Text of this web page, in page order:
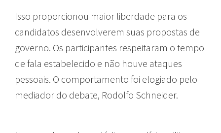
Isso proporcionou maior liberdade para os
candidatos desenvolverem suas propostas de
governo. Os participantes respeitaram o tempo
de fala estabelecido e não houve ataques
pessoais. O comportamento foi elogiado pelo
mediador do debate, Rodolfo Schneider.